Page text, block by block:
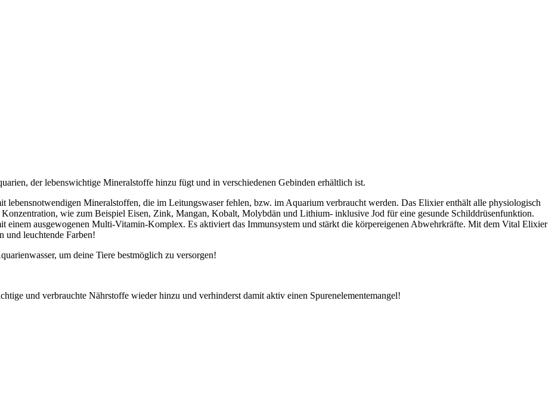
der lebenswichtige Mineralstoffe hinzu fügt und in verschiedenen Gebinden erhältlich ist.
lebensnotwendigen Mineralstoffen, die im Leitungswaser fehlen, bzw. im Aquarium verbraucht werden. Das Elixier enthält alle physiologisch
Konzentration, wie zum Beispiel Eisen, Zink, Mangan, Kobalt, Molybdän und Lithium- inklusive Jod für eine gesunde Schilddrüsenfunktion.
einem ausgewogenen Multi-Vitamin-Komplex. Es aktiviert das Immunsystem und stärkt die körpereigenen Abwehrkräfte. Mit dem Vital Elixier
und leuchtende Farben!
um deine Tiere bestmöglich zu versorgen!
und verbrauchte Nährstoffe wieder hinzu und verhinderst damit aktiv einen Spurenelementemangel!